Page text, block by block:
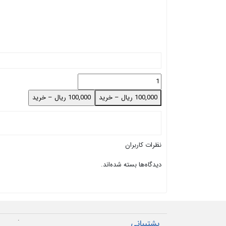
100,000 ریال – خرید
نظرات کاربران
دیدگاه‌ها بسته شده‌اند.
.